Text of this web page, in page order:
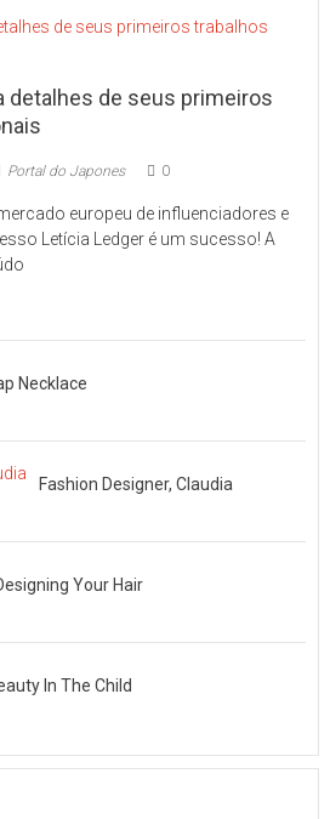
detalhes de seus primeiros
Portal do Japones 0
europeu de influenciadores e
Letícia Ledger é um sucesso! A
Necklace
Fashion Designer, Claudia
Your Hair
In The Child